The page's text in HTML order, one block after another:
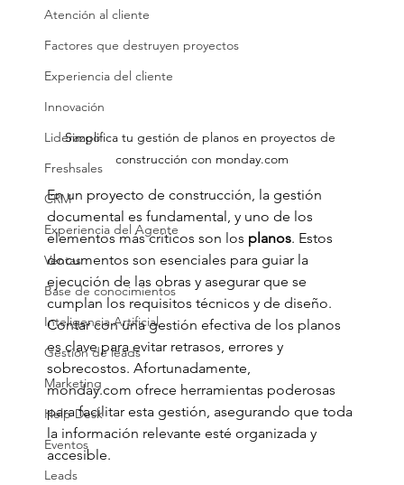
Atención al cliente
Factores que destruyen proyectos
Experiencia del cliente
Innovación
Liderazgo
Freshsales
CRM
Experiencia del Agente
Ventas
Base de conocimientos
Inteligencia Artificial
Gestión de leads
Marketing
Help Desk
Eventos
Leads
Simplifica tu gestión de planos en proyectos de
construcción con monday.com
En un proyecto de construcción, la gestión
documental es fundamental, y uno de los
elementos más críticos son los planos. Estos
documentos son esenciales para guiar la
ejecución de las obras y asegurar que se
cumplan los requisitos técnicos y de diseño.
Contar con una gestión efectiva de los planos
es clave para evitar retrasos, errores y
sobrecostos. Afortunadamente,
monday.com ofrece herramientas poderosas
para facilitar esta gestión, asegurando que toda
la información relevante esté organizada y
accesible.